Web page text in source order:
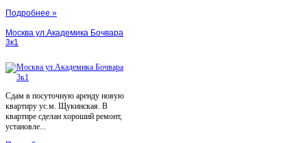
Подробнее »
Москва ул.Академика Бочвара
3к1
Сдам в посуточную аренду новую
квартиру ус.м. Щукинская. В
квартире сделан хороший ремонт,
установле...